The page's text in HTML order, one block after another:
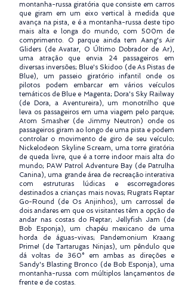
montanha-russa giratória que consiste em carros
que giram em um eixo vertical à medida que
avança na pista, e é a montanha-russa deste tipo
mais alta e longa do mundo, com 500m de
comprimento. O parque ainda tem Aang's Air
Gliders (de Avatar, O Último Dobrador de Ar),
uma atração que envia 24 passageiros em
diversas inversões; Blue's Skidoo (de As Pistas de
Blue), um passeio giratório infantil onde os
pilotos podem embarcar em vários veículos
temáticos de Blue e Magenta; Dora's Sky Railway
(de Dora, a Aventureira), um monotrilho que
leva os passageiros em uma viagem pelo parque;
Atom Smasher (de Jimmy Neutron) onde os
passageiros giram ao longo de uma pista e podem
controlar o movimento de giro de seu veículo;
Nickelodeon Skyline Scream, uma torre giratória
de queda livre, que é a torre indoor mais alta do
mundo; PAW Patrol Adventure Bay (de Patrulha
Canina), uma grande área de recreação interativa
com estruturas lúdicas e escorregadores
destinados a crianças mais novas; Rugrats Reptar
Go-Round (de Os Anjinhos), um carrossel de
dois andares em que os visitantes têm a opção de
andar nas costas do Reptar; Jellyfish Jam (de
Bob Esponja), um chapéu mexicano de uma
horda de águas-vivas; Pandemonium Kraang
Prime! (de Tartarugas Ninjas), um pêndulo que
dá voltas de 360° em ambas as direções e
Sandy's Blasting Bronco (de Bob Esponja), uma
montanha-russa com múltiplos lançamentos de
frente e de costas.